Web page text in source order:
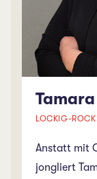
LOCKIG-
Anstatt mit
jongliert